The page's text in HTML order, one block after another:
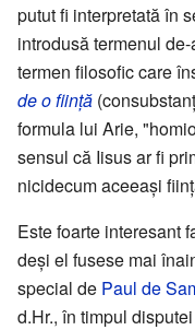
putut fi interpretată în
introdusă termenul
termen filosofic care
de o ființă
formula lui Arie,
sensul că Iisus ar fi
nicidecum aceeași
Este foarte interesant
deși el fusese mai
special de Paul de
d.Hr., în timpul